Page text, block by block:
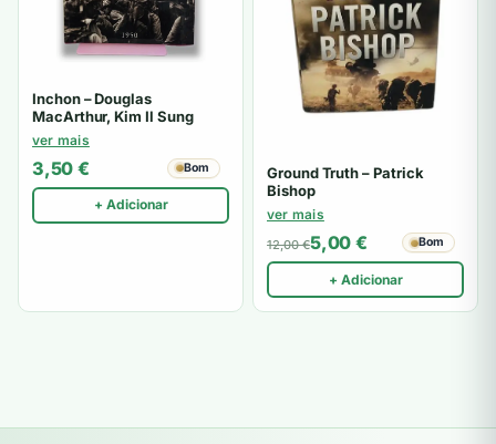
Inchon – Douglas
MacArthur, Kim Il Sung
ver mais
3,50 € Bom
+ Adicionar
Ground Truth – Patrick
Bishop
ver mais
12,00€5,00 € Bom
+ Adicionar